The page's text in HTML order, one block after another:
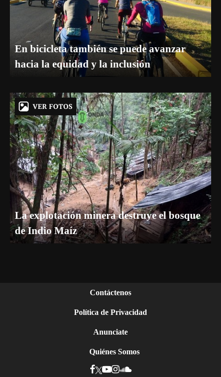
En bicicleta también se puede avanzar
hacia la equidad y la inclusión
La explotación minera destruye el bosque
de Indio Maíz
Contáctenos
Política de Privacidad
Anunciate
Quiénes Somos